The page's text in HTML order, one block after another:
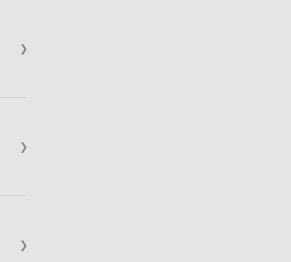
❯
❯
❯